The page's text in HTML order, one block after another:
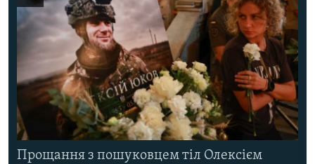
Прощання з пошуковцем тіл Олексієм